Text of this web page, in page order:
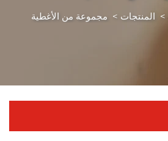
> المنتجات > مجموعة من الأغطية